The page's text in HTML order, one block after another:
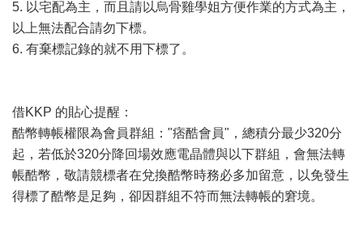
5. 以宅配為主，而且請以烏骨雞學姐方便作業的方式為主，
以上無法配合請勿下標。
6. 有棄標記錄的就不用下標了。
借KKP 的貼心提醒：
酷幣轉帳權限為會員群組："痞酷會員"，總積分最少320分
起，若低於320分降回場效應電晶體與以下群組，會無法轉
帳酷幣，敬請競標者在兌換酷幣時務必多加留意，以免發生
得標了酷幣是足夠，卻因群組不符而無法轉帳的窘境。